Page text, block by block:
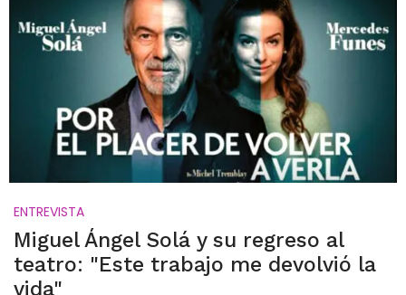
ENTREVISTA
Miguel Ángel Solá y su regreso al
teatro: "Este trabajo me devolvió la
vida"